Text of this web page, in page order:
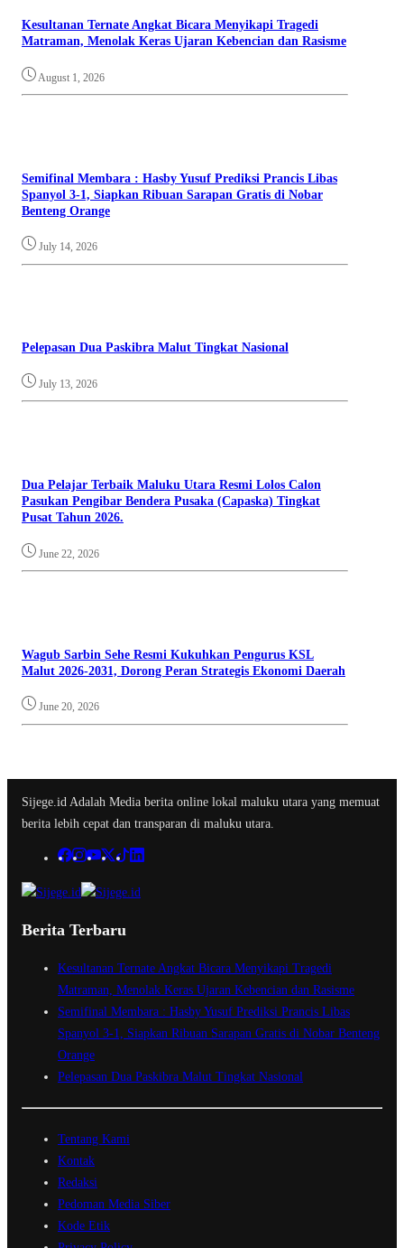
Kesultanan Ternate Angkat Bicara Menyikapi Tragedi
Matraman, Menolak Keras Ujaran Kebencian dan Rasisme
August 1, 2026
Semifinal Membara : Hasby Yusuf Prediksi Prancis Libas
Spanyol 3-1, Siapkan Ribuan Sarapan Gratis di Nobar
Benteng Orange
July 14, 2026
Pelepasan Dua Paskibra Malut Tingkat Nasional
July 13, 2026
Dua Pelajar Terbaik Maluku Utara Resmi Lolos Calon
Pasukan Pengibar Bendera Pusaka (Capaska) Tingkat
Pusat Tahun 2026.
June 22, 2026
Wagub Sarbin Sehe Resmi Kukuhkan Pengurus KSL
Malut 2026-2031, Dorong Peran Strategis Ekonomi Daerah
June 20, 2026
Sijege.id Adalah Media berita online lokal maluku utara yang memuat
berita lebih cepat dan transparan di maluku utara.
Berita Terbaru
Kesultanan Ternate Angkat Bicara Menyikapi Tragedi
Matraman, Menolak Keras Ujaran Kebencian dan Rasisme
Semifinal Membara : Hasby Yusuf Prediksi Prancis Libas
Spanyol 3-1, Siapkan Ribuan Sarapan Gratis di Nobar Benteng
Orange
Pelepasan Dua Paskibra Malut Tingkat Nasional
Tentang Kami
Kontak
Redaksi
Pedoman Media Siber
Kode Etik